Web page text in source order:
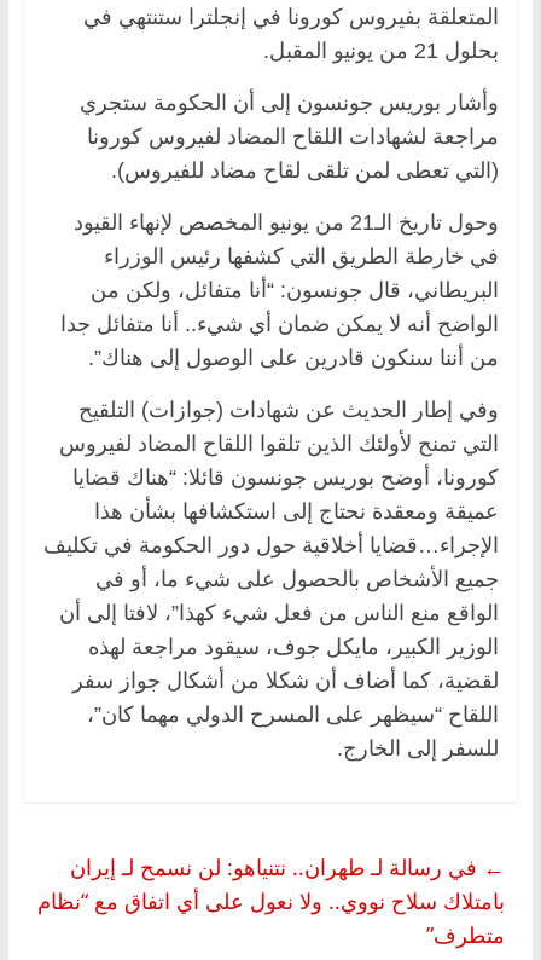
المتعلقة بفيروس كورونا في إنجلترا ستنتهي في
بحلول 21 من يونيو المقبل.
وأشار بوريس جونسون إلى أن الحكومة ستجري
مراجعة لشهادات اللقاح المضاد لفيروس كورونا
(التي تعطى لمن تلقى لقاح مضاد للفيروس).
وحول تاريخ الـ21 من يونيو المخصص لإنهاء القيود
في خارطة الطريق التي كشفها رئيس الوزراء
البريطاني، قال جونسون: “أنا متفائل، ولكن من
الواضح أنه لا يمكن ضمان أي شيء.. أنا متفائل جدا
من أننا سنكون قادرين على الوصول إلى هناك”.
وفي إطار الحديث عن شهادات (جوازات) التلقيح
التي تمنح لأولئك الذين تلقوا اللقاح المضاد لفيروس
كورونا، أوضح بوريس جونسون قائلا: “هناك قضايا
عميقة ومعقدة نحتاج إلى استكشافها بشأن هذا
الإجراء…قضايا أخلاقية حول دور الحكومة في تكليف
جميع الأشخاص بالحصول على شيء ما، أو في
الواقع منع الناس من فعل شيء كهذا”، لافتا إلى أن
الوزير الكبير، مايكل جوف، سيقود مراجعة لهذه
لقضية، كما أضاف أن شكلا من أشكال جواز سفر
اللقاح “سيظهر على المسرح الدولي مهما كان”،
للسفر إلى الخارج.
← في رسالة لـ طهران.. نتنياهو: لن نسمح لـ إيران
بامتلاك سلاح نووي.. ولا نعول على أي اتفاق مع “نظام
متطرف”